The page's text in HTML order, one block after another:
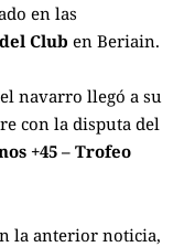
en las
Club en Beriain.
navarro llegó a su
con la disputa del
+45 – Trofeo
la anterior noticia,